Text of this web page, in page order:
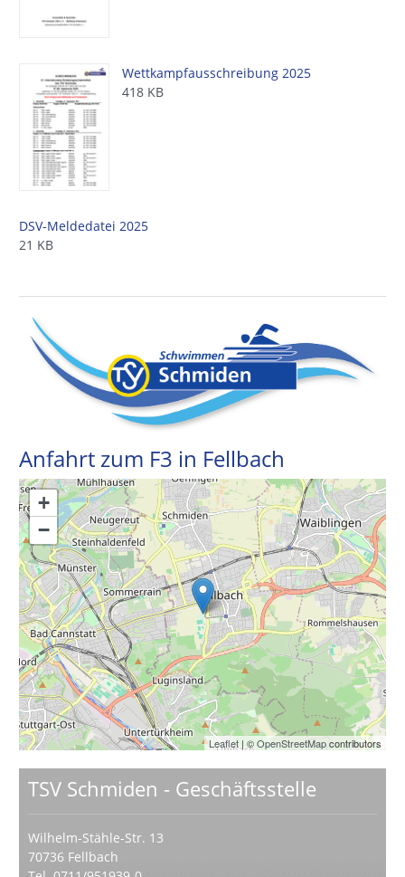
Wettkampfausschreibung 2025
418 KB
DSV-Meldedatei 2025
21 KB
Anfahrt zum F3 in Fellbach
+
−
Leaflet | ©OpenStreetMapcontributors
TSV Schmiden - Geschäftsstelle
Wilhelm-Stähle-Str. 13
70736 Fellbach